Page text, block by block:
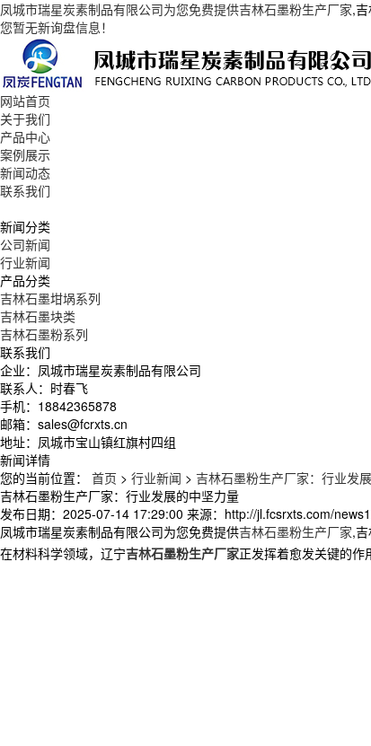
凤城市瑞星炭素制品有限公司为您免费提供吉林石墨粉生产厂家,
您暂无新询盘信息！
网站首页
关于我们
产品中心
案例展示
新闻动态
联系我们
新闻分类
公司新闻
行业新闻
产品分类
吉林石墨坩埚系列
吉林石墨块类
吉林石墨粉系列
联系我们
企业：凤城市瑞星炭素制品有限公司
联系人：时春飞
手机：18842365878
邮箱：sales@fcrxts.cn
地址：凤城市宝山镇红旗村四组
新闻详情
您的当前位置： 首页 > 行业新闻 > 吉林石墨粉生产厂家：行业发
吉林石墨粉生产厂家：行业发展的中坚力量
发布日期： 2025-07-14 17:29:00 来源： http://jl.fcsrxts.com/
凤城市瑞星炭素制品有限公司为您免费提供吉林石墨粉生产厂家,
在材料科学领域，辽宁吉林石墨粉生产厂家正发挥着愈发关键的作